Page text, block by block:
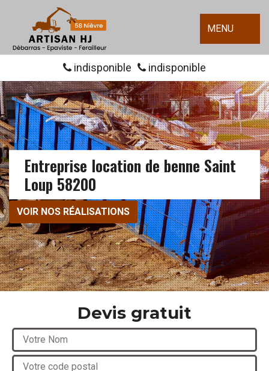
MENU
indisponible indisponible
Entreprise location de benne Saint
Loup 58200
VOIR NOS RÉALISATIONS
Devis gratuit